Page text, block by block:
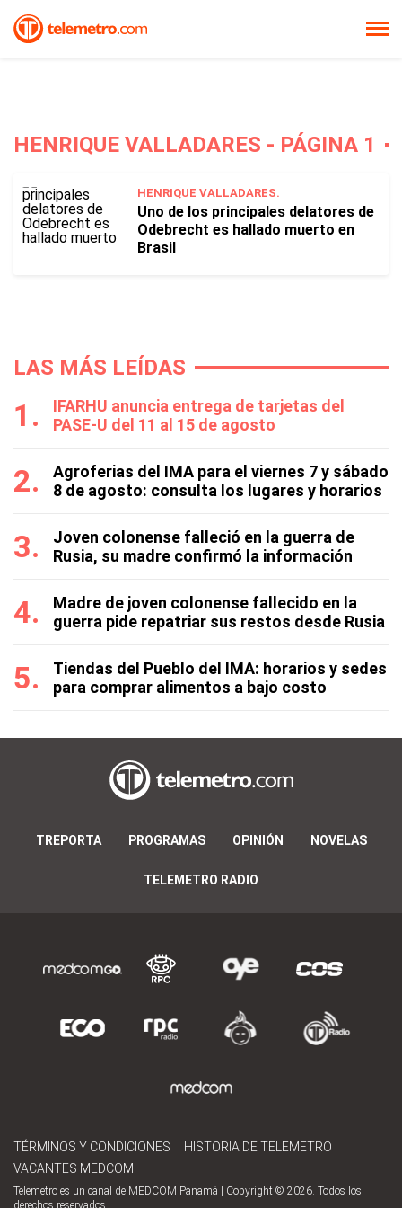
HENRIQUE VALLADARES - PÁGINA 1
HENRIQUE VALLADARES.
Uno de los principales delatores de
Odebrecht es hallado muerto en
Brasil
LAS MÁS LEÍDAS
IFARHU anuncia entrega de tarjetas del
PASE-U del 11 al 15 de agosto
Agroferias del IMA para el viernes 7 y sábado
8 de agosto: consulta los lugares y horarios
Joven colonense falleció en la guerra de
Rusia, su madre confirmó la información
Madre de joven colonense fallecido en la
guerra pide repatriar sus restos desde Rusia
Tiendas del Pueblo del IMA: horarios y sedes
para comprar alimentos a bajo costo
TREPORTA PROGRAMAS OPINIÓN NOVELAS
TELEMETRO RADIO
TÉRMINOS Y CONDICIONES
HISTORIA DE TELEMETRO
VACANTES MEDCOM
Telemetro es un canal de MEDCOM Panamá | Copyright © 2026. Todos los
derechos reservados.